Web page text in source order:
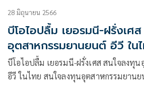
28 มิถุนายน 2566
บีโอไอปลื้ม เยอรมนี-ฝรั่งเศ
อุตสาหกรรมยานยนต์ อีวี ใน
บีโอไอปลื้ม เยอรมนี-ฝรั่งเศส สนใจลงทุ
อีวี ในไทย สนใจลงทุนอุตสาหกรรมยานยนต์ อีวี ในไทย ฟิตจัด